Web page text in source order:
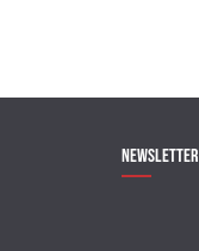
Newsletter